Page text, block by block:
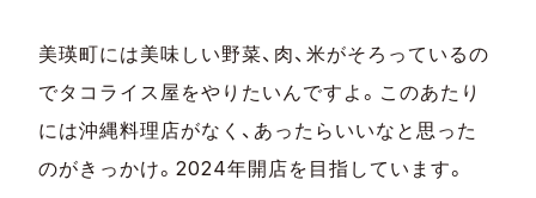
美瑛町には美味しい野菜、肉、米がそろっているの
でタコライス屋をやりたいんですよ。このあたり
には沖縄料理店がなく、あったらいいなと思った
のがきっかけ。2024年開店を目指しています。